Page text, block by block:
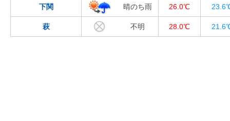
下関 晴のち雨 26.0℃
萩 不明 28.0℃